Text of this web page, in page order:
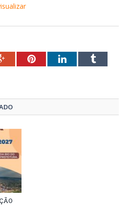
Google+PinterestLinkedInTumblr